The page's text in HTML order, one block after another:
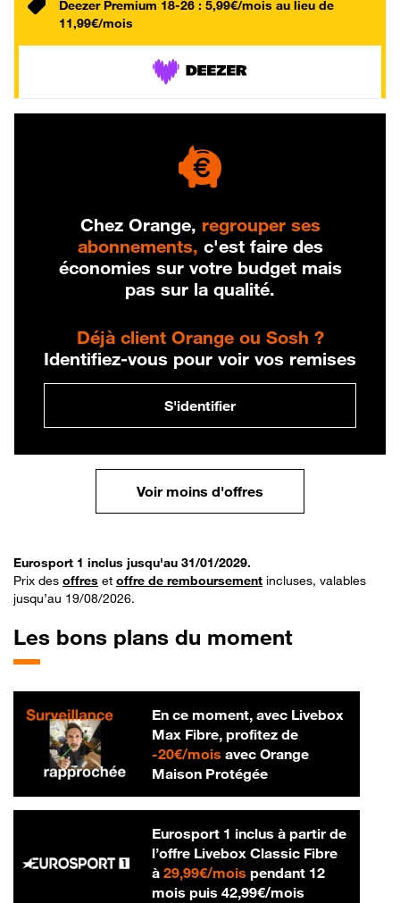
Deezer Premium 18-26 : 5,99€/mois au lieu de
11,99€/mois
Chez Orange, regrouper ses
abonnements, c'est faire des
économies sur votre budget mais
pas sur la qualité.
Déjà client Orange ou Sosh ?
Identifiez-vous pour voir vos remises
S'identifier
Voir moins d'offres
Eurosport 1 inclus jusqu'au 31/01/2029.
Prix des offres et offre de remboursement incluses, valables
jusqu’au 19/08/2026.
Les bons plans du moment
En ce moment, avec Livebox
Max Fibre, profitez de
-20€/mois20 € par mois
avec Orange
Maison Protégée
Eurosport 1 inclus à partir de
l’offre Livebox Classic Fibre
à 29,99€/mois29,99 € par mois
pendant 12
mois puis 42,99€/mois42,99 € par